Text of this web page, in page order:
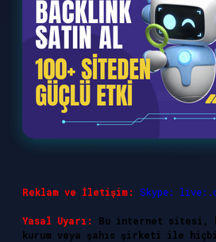
Reklam ve İletişim: Skype:
Yasal Uyarı:
Bu internet sitesi,
kurum veya şahıs şirketi ile